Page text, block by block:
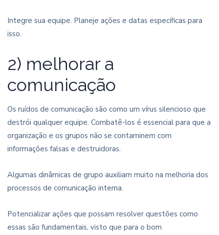
Integre sua equipe. Planeje ações e datas específicas para
isso.
2) melhorar a
comunicação
Os ruídos de comunicação são como um vírus silencioso que
destrói qualquer equipe. Combatê-los é essencial para que a
organização e os grupos não se contaminem com
informações falsas e destruidoras.
Algumas dinâmicas de grupo auxiliam muito na melhoria dos
processos de comunicação interna.
Potencializar ações que possam resolver questões como
essas são fundamentais, visto que para o bom